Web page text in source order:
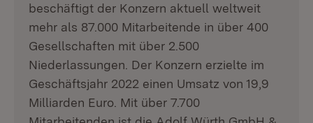
beschäftigt der Konzern aktuell weltweit
mehr als 87.000 Mitarbeitende in über 400
Gesellschaften mit über 2.500
Niederlassungen. Der Konzern erzielte im
Geschäftsjahr 2022 einen Umsatz von 19,9
Milliarden Euro. Mit über 7.700